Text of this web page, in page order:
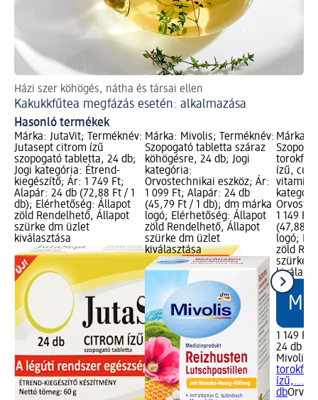
Házi szer köhögés, nátha és társai ellen
Kakukkfűtea megfázás esetén: alkalmazása
Hasonló termékek
Márka: JutaVit; Terméknév:
Jutasept citrom ízű
szopogató tabletta, 24 db;
Jogi kategória: Étrend-
kiegészítő; Ár: 1 749 Ft;
Alapár: 24 db (72,88 Ft / 1
db); Elérhetőség: Állapot
zöld Rendelhető, Állapot
szürke dm üzlet
kiválasztása
Márka: Mivolis; Terméknév:
Szopogató tabletta száraz
köhögésre, 24 db; Jogi
kategória:
Orvostechnikai eszköz; Ár:
1 099 Ft; Alapár: 24 db
(45,79 Ft / 1 db); dm márka
logó; Elérhetőség: Állapot
zöld Rendelhető, Állapot
szürke dm üzlet
kiválasztása
Márka:
ízű,
1 149
(47,88
logó;
zöld
szürke
1 149 Ft
24 db
Mivolis
ízű,...,
db